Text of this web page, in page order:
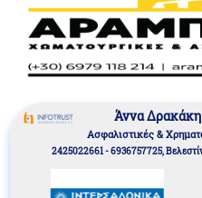
Άννα
Aσφαλιστικές &
2425022661 - 6936757725,